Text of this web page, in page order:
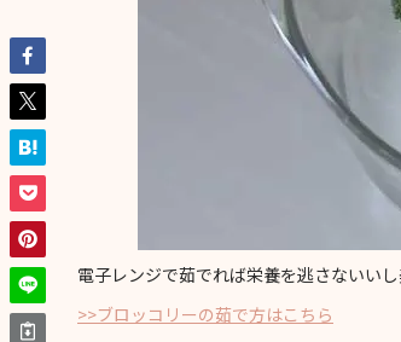
電子レンジで茹でれば栄養を逃さないい
>>ブロッコリーの茹で方はこちら